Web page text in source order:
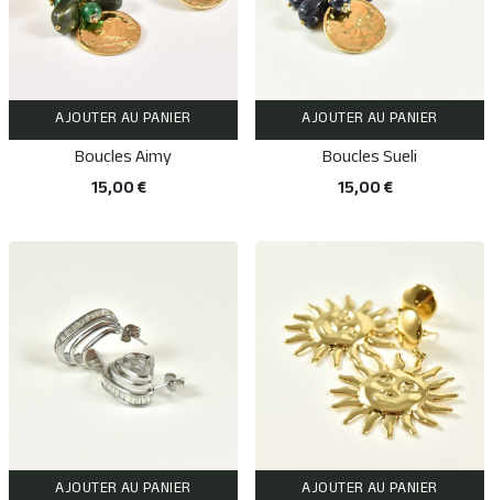
AJOUTER AU PANIER
Boucles Aimy
15,00 €
AJOUTER AU PANIER
Boucles Sueli
15,00 €
AJOUTER AU PANIER AJOUTER AU PANIER